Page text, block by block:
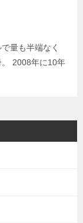
量も半端なく
2008年に10年